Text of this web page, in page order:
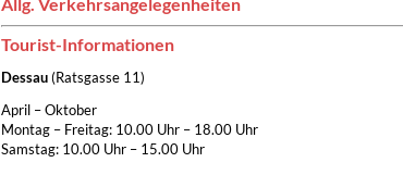
Tourist-Informationen
Dessau (Ratsgasse 11)
April – Oktober
Montag – Freitag: 10.00 Uhr – 18.00 Uhr
Samstag: 10.00 Uhr – 15.00 Uhr